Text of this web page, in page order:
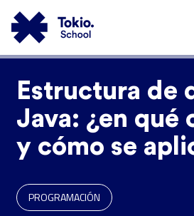
Estructura de
Java: ¿en qué
y cómo se
PROGRAMACIÓN